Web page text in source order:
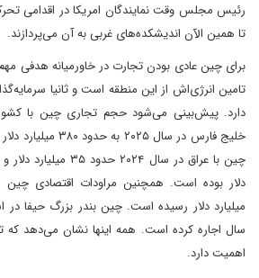
رئیس مجلس وقت نمایندگان امریکا در اقدامی
تا همین الآن اندیشکده‌های غربی به آن می‌پردازند.
برای چین عادی بودن تجارت در خاورمیانه هدفی
تامین انرژی‌اش از این منطقه است و ثانیا
دارد. پیش‌بینی می‌شود حجم تجاری چین با
خلیج فارس در سال
سال اجاره کرده است. همه اینها نشان می‌دهد که
اهمیت دارد.